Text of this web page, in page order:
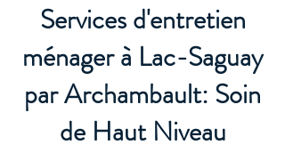
Services d'entretien
ménager à Lac-Saguay
par Archambault: Soin
de Haut Niveau